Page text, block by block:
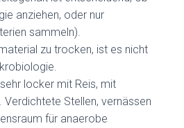
anziehen, oder nur
sammeln).
zu trocken, ist es nicht
locker mit Reis, mit
Verdichtete Stellen, vernässen
für anaerobe